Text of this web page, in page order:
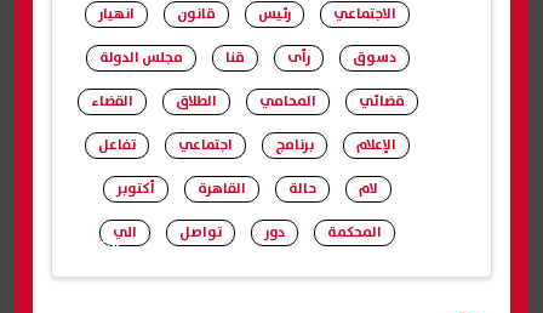
شارك
الاجتماعي
رئيس قانون
انهيار
دسوق
رأى قنا
مجلس الدولة
قضائي
المحامي الطلاق
القضاء
الإعلام
برنامج اجتماعي
تفاعل
لام
حالة القاهرة
أكتوبر
المحكمة
دور تواصل الي